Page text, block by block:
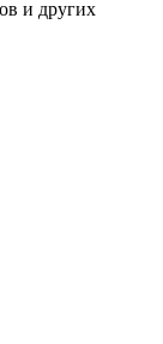
и других